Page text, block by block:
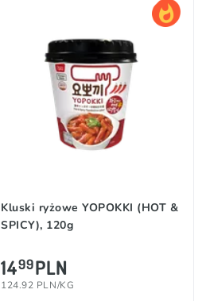
Kluski ryżowe YOPOKKI (HOT &
SPICY), 120g
1499PLN
124.92 PLN/KG